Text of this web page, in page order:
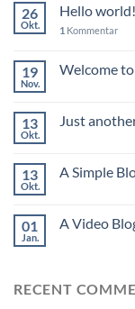
26
Okt.
Hello world!
1 Kommentar
19
Nov.
Welcome
13
Okt.
Just
13
Okt.
A Simple
01
Jan.
A Video
RECENT